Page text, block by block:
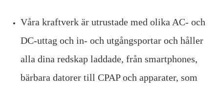
Våra kraftverk är utrustade med olika AC- och
DC-uttag och in- och utgångsportar och håller
alla dina redskap laddade, från smartphones,
bärbara datorer till CPAP och apparater, som